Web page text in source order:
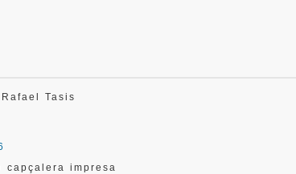
Rafael Tasis
capçalera impresa